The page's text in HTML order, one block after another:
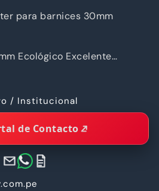
para barnices 30mm
Ecológico Excelente
/ Institucional
de Contacto